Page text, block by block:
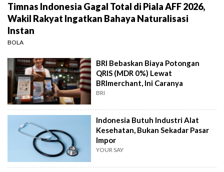
Timnas Indonesia Gagal Total di Piala AFF 2026,
Wakil Rakyat Ingatkan Bahaya Naturalisasi
Instan
BOLA
BRI Bebaskan Biaya Potongan
QRIS (MDR 0%) Lewat
BRImerchant, Ini Caranya
BRI
Indonesia Butuh Industri Alat
Kesehatan, Bukan Sekadar Pasar
Impor
YOUR SAY